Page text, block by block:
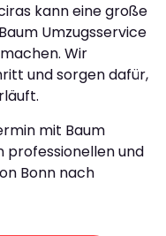
kann eine große
Umzugsservice
Wir
und sorgen dafür,
mit Baum
professionellen und
Bonn nach